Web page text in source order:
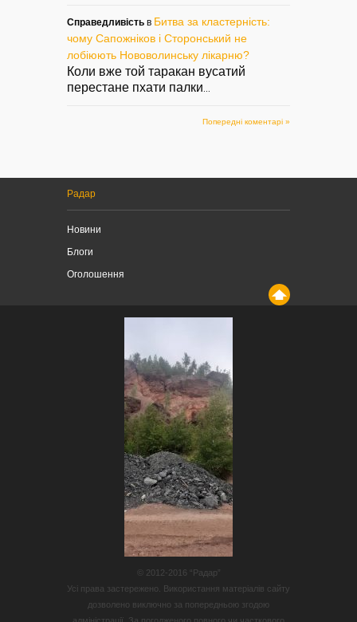
Справедливість в Битва за кластерність:
чому Сапожніков і Сторонський не
лобіюють Нововолинську лікарню?
Коли вже той таракан вусатий
перестане пхати палки
Попередні коментарі »
Радар
Новини
Блоги
Оголошення
© 2012-2016 “Радар”
Усі права застережено. Використання матеріалів сайту
дозволено виключно за попередньою згодою